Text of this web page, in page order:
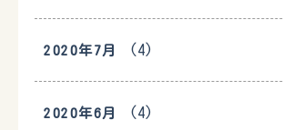
2020年7月 (4)
2020年6月 (4)